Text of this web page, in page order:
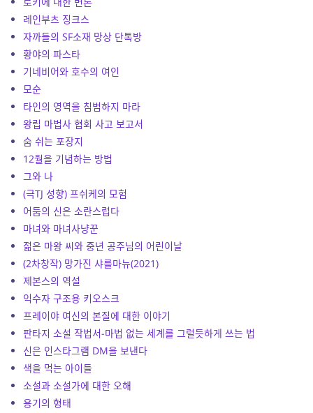
레인부츠 징크스
자까들의 SF소재 망상 단톡방
황야의 파스타
기네비어와 호수의 여인
모순
타인의 영역을 침범하지 마라
왕립 마법사 협회 사고 보고서
숨 쉬는 포장지
12월을 기념하는 방법
그와 나
(극TJ 성향) 프쉬케의 모험
어둠의 신은 소란스럽다
마녀와 마녀사냥꾼
젊은 마왕 씨와 중년 공주님의 어린이날
(2차창작) 망가진 샤를마뉴(2021)
제본스의 역설
익수자 구조용 키오스크
프레이야 여신의 본질에 대한 이야기
판타지 소설 작법서-마법 없는 세계를 그럴듯하게 쓰는 법
신은 인스타그램 DM을 보낸다
색을 먹는 아이들
소설과 소설가에 대한 오해
용기의 형태